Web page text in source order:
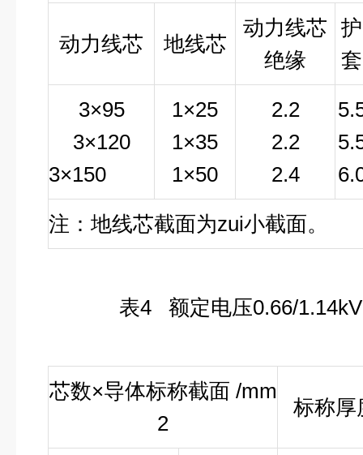
动力线芯 地线芯
动力线芯
绝缘
护
套
3×95
3×120
3×150
1×25
1×35
1×50
2.2
2.2
2.4
注：地线芯截面为zui小截面。
表4 额定电压0.66/1.14kV
芯数×导体标称截面 /mm
2
标称厚